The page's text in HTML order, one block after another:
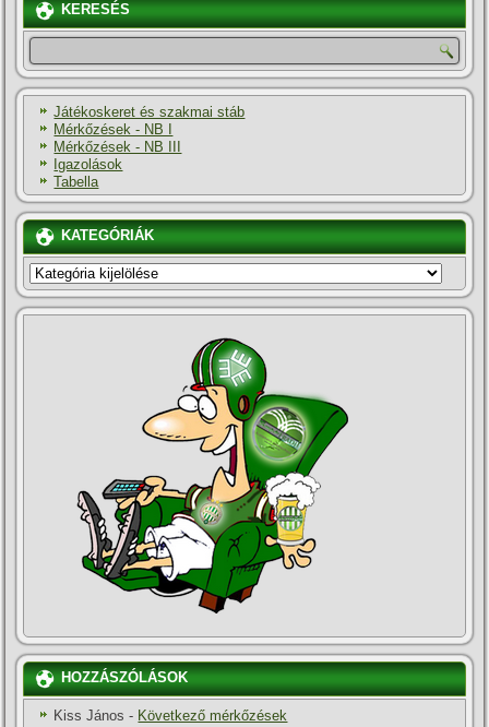
KERESÉS
Játékoskeret és szakmai stáb
Mérkőzések - NB I
Mérkőzések - NB III
Igazolások
Tabella
KATEGÓRIÁK
KATEGÓRIÁK
HOZZÁSZÓLÁSOK
Kiss János - Következő mérkőzések